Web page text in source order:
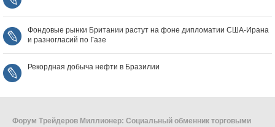
Фондовые рынки Британии растут на фоне дипломатии США‑Ирана
и разногласий по Газе
Рекордная добыча нефти в Бразилии
Форум Трейдеров Миллионер: Социальный обменник торговыми